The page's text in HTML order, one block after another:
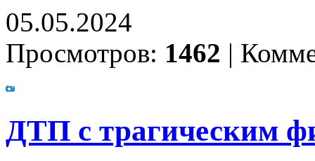
05.05.2024
Просмотров: 1462 |
ДТП с трагическим